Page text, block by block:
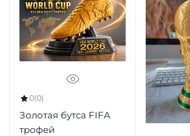
0(0)
Золотая бутса FIFA
трофей